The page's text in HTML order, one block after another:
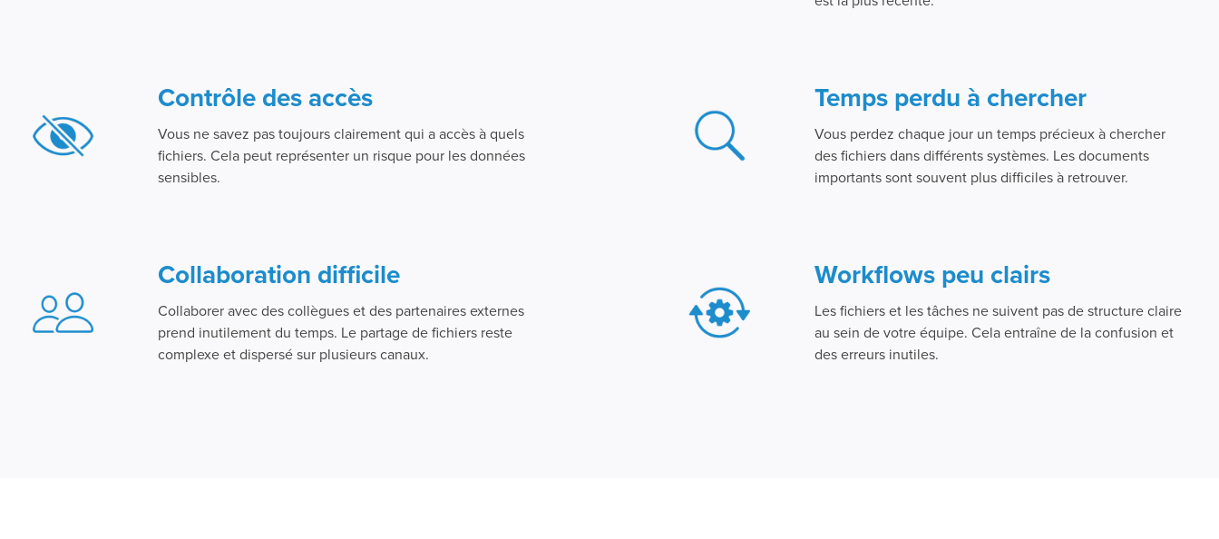
Contrôle des accès
Vous ne savez pas toujours clairement qui a accès à quels
fichiers. Cela peut représenter un risque pour les données
sensibles.
Temps perdu à chercher
Vous perdez chaque jour un temps précieux à chercher
des fichiers dans différents systèmes. Les documents
importants sont souvent plus difficiles à retrouver.
Collaboration difficile
Collaborer avec des collègues et des partenaires externes
prend inutilement du temps. Le partage de fichiers reste
complexe et dispersé sur plusieurs canaux.
Workflows peu clairs
Les fichiers et les tâches ne suivent pas de structure claire
au sein de votre équipe. Cela entraîne de la confusion et
des erreurs inutiles.